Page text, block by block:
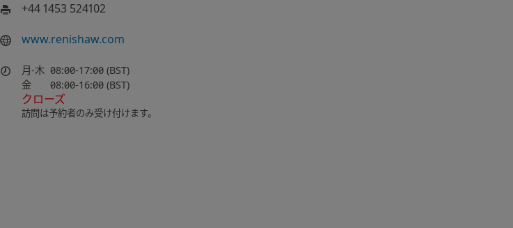
+44 1453 524102
www.renishaw.com
月-木 08:00-17:00 (BST)
金
08:00-16:00 (BST)
クローズ
訪問は予約者のみ受け付けます。